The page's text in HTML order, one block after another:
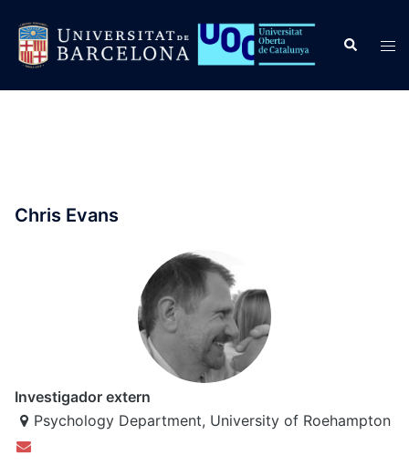
content
Search
Chris Evans
Investigador extern
Psychology Department, University of Roehampton